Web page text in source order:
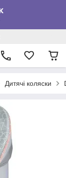
Дитячі коляски